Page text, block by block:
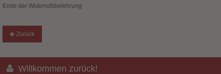
Ende der Widerrufsbelehrung
Zurück
Willkommen zurück!